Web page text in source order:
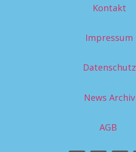
Kontakt
Impressum
Datenschutz
News Archiv
AGB